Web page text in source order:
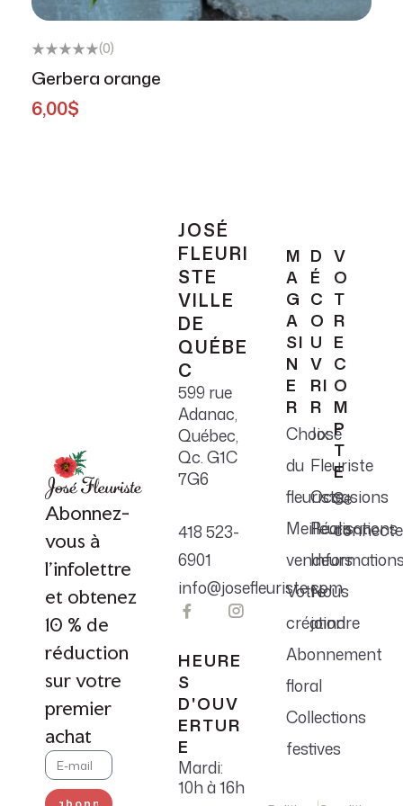
(0)
Gerbera orange
6,00$
Abonnez-
vous à
l'infolettre
et obtenez
10 % de
réduction
sur votre
premier
achat
JOSÉ
FLEURI
STE
VILLE
DE
QUÉBE
C
599 rue
Adanac,
Québec,
Qc. G1C
7G6
418 523-
6901
info@josefleuriste.com
HEURE
S
D'OUV
ERTUR
E
Mardi:
10h à 16h
M
A
G
A
SI
N
E
R
Choix
du
fleuriste
Meilleurs
vendeurs
Votre
création
Abonnement
floral
Collections
festives
D
É
C
O
U
V
RI
R
José
Fleuriste
Occasions
Réalisations
Nous
joindre
V
O
T
R
E
C
O
M
P
T
E
Se